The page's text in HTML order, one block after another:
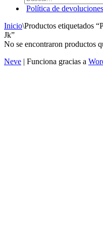
Política de devoluciones
Inicio\Productos etiquetados
Jk”
No se encontraron productos
Neve | Funciona gracias a